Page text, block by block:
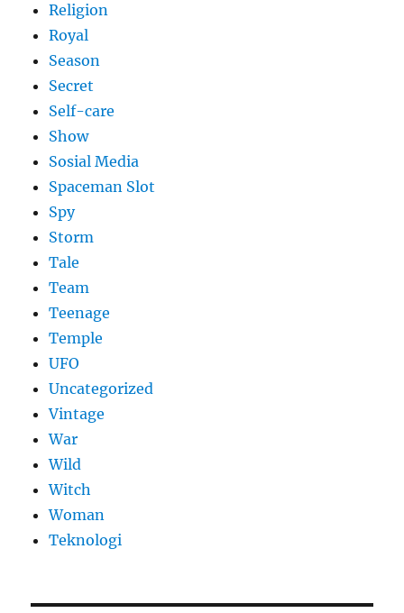
Religion
Royal
Season
Secret
Self-care
Show
Sosial Media
Spaceman Slot
Spy
Storm
Tale
Team
Teenage
Temple
UFO
Uncategorized
Vintage
War
Wild
Witch
Woman
​Teknologi